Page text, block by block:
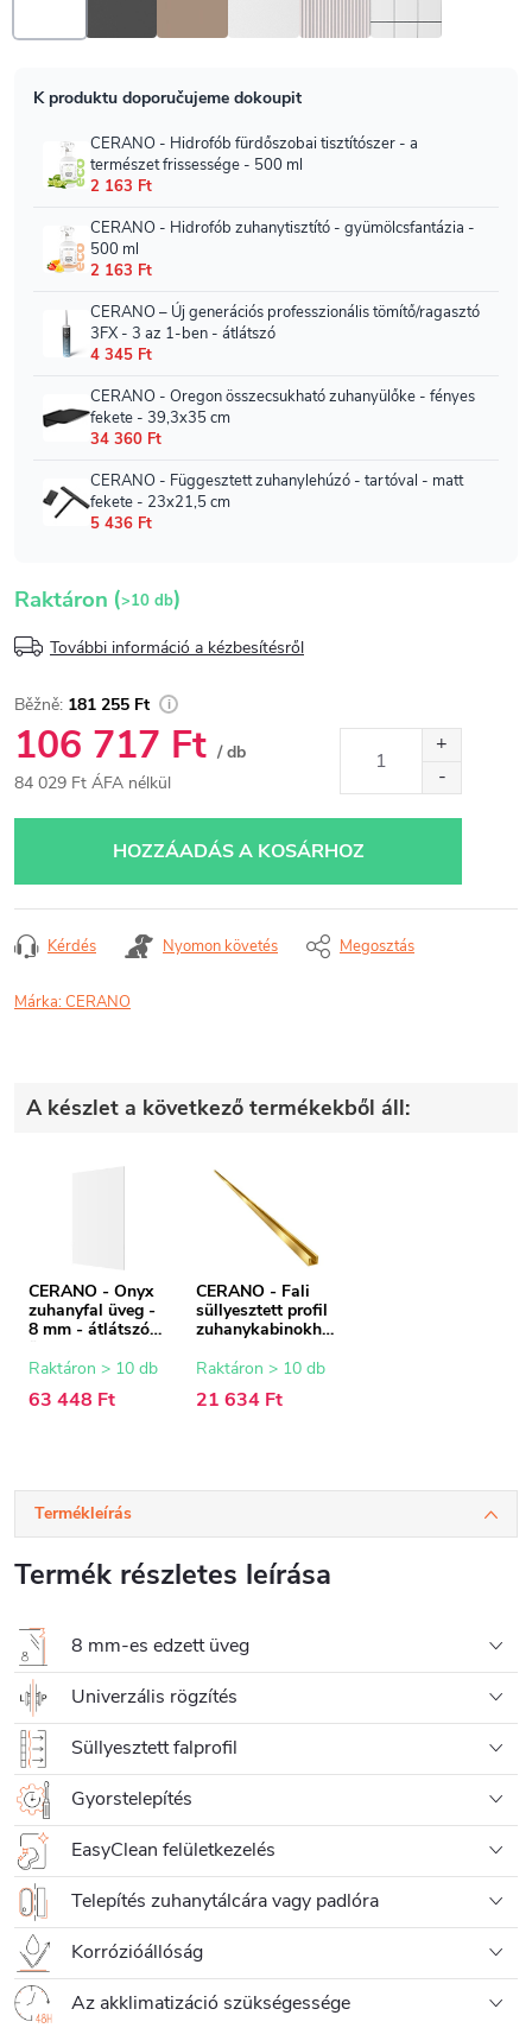
Raktáron (>10 db)
További információ a kézbesítésről
181 255 Ft
106 717 Ft / db
84 029 Ft ÁFA nélkül
HOZZÁADÁS A KOSÁRHOZ
Kérdés Nyomon követés Megosztás
Márka:CERANO
A készlet a következő termékekből áll:
CERANO - Onyx
zuhanyfal üveg -
8 mm - átlátszó
cm
Raktáron > 10 db
63 448 Ft
CERANO - Fali
süllyesztett profil
zuhanykabinokho
200 cm
Raktáron > 10 db
21 634 Ft
Termékleírás
Termék részletes leírása
8 mm-es edzett üveg
Univerzális rögzítés
Süllyesztett falprofil
Gyorstelepítés
EasyClean felületkezelés
Telepítés zuhanytálcára vagy padlóra
Korrózióállóság
Az akklimatizáció szükségessége